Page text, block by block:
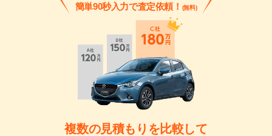
簡単90秒入力で査定依頼！ (無料)
複数の見積もりを比較して